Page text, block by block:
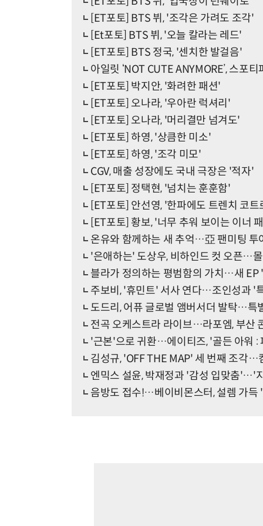
[ET포토] BTS 뷔, '조각은 가려도 조각'
[Et포토] BTS 뷔, '오늘 칼라는 레드'
[ET포토] BTS 정국, '센치한 발걸음'
아일릿 ‘NOT CUTE ANYMORE’, 스
[ET포토] 박지안, '화려한 패션'
[ET포토] 오나라, '우아란 럭셔리'
[ET포토] 오나라, '머리결만 넘겨도'
[ET포토] 하영, '상큼한 미소'
[ET포토] 하영, '조각 미모'
CGV, 매출 성장에도 국내 극장은 '적자'
[ET포토] 정택현, '넘치는 훈훈함'
[ET포토] 안선영, '한파에도 트렌치 코
[ET포토] 황보, '너무 추워 보이는 이너
온유와 함께하는 새 추억…亞 팬미팅 투
'은애하는' 도상우, 비하인드 컷 오픈…
블라가 정의하는 평범함의 가치…새
주보비, '휴민트' 서사 연다…조인성과 '
도드리, 어퓨 글로벌 앰버서더 발탁…특
전곡 오케스트라 라이브…라포엠, 부산
'근본'으로 귀환…에이티즈, '골든 아워 :
김성규, 'OFF THE MAP' 세 번째 조각…
엔믹스 설윤, 박재정과 '감성 입맞춤'…'
음방도 접수!…베이비몬스터, 설렘 가